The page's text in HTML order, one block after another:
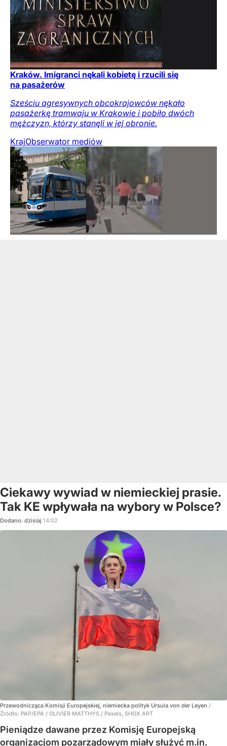
Kraków. Imigranci nękali kobietę i rzucili się
na pasażerów
Sześciu agresywnych obcokrajowców nękało
pasażerkę tramwaju w Krakowie i pobiło dwóch
mężczyzn, którzy stanęli w jej obronie.
KrajObserwator mediów
Ciekawy wywiad w niemieckiej prasie.
Tak KE wpływała na wybory w Polsce?
Dodano: dzisiaj 14:02
Przewodnicząca Komisji Europejskiej, niemiecka polityk Ursula von der Leyen /
Źródło: PAP/EPA / OLIVIER MATTHYS / Pexels, SHOX ART
Pieniądze dawane przez Komisję Europejską
organizacjom pozarządowym miały służyć m.in.